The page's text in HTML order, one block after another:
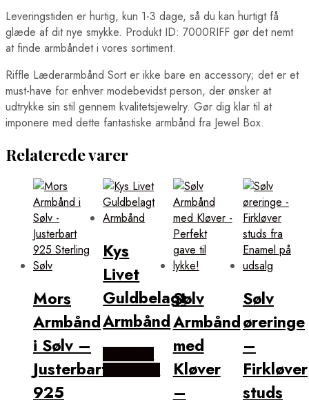
Leveringstiden er hurtig, kun 1-3 dage, så du kan hurtigt få
glæde af dit nye smykke. Produkt ID: 7000RIFF gør det nemt
at finde armbåndet i vores sortiment.
Riffle Læderarmbånd Sort er ikke bare en accessory; det er et
must-have for enhver modebevidst person, der ønsker at
udtrykke sin stil gennem kvalitetsjewelry. Gør dig klar til at
imponere med dette fantastiske armbånd fra Jewel Box.
Relaterede varer
Mors
Armbånd
i Sølv –
Justerbart
925
Kys
Livet
Guldbelagt
Armbånd
Sølv
Armbånd
med
Kløver
–
Sølv
øreringe
–
Firkløver
studs